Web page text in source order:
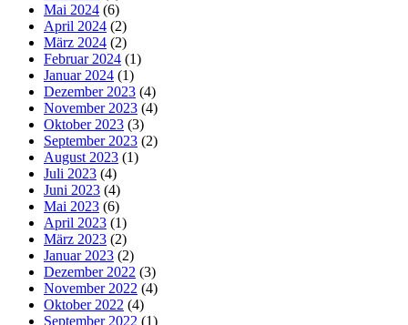
Mai 2024 (6)
April 2024 (2)
März 2024 (2)
Februar 2024 (1)
Januar 2024 (1)
Dezember 2023 (4)
November 2023 (4)
Oktober 2023 (3)
September 2023 (2)
August 2023 (1)
Juli 2023 (4)
Juni 2023 (4)
Mai 2023 (6)
April 2023 (1)
März 2023 (2)
Januar 2023 (2)
Dezember 2022 (3)
November 2022 (4)
Oktober 2022 (4)
September 2022 (1)